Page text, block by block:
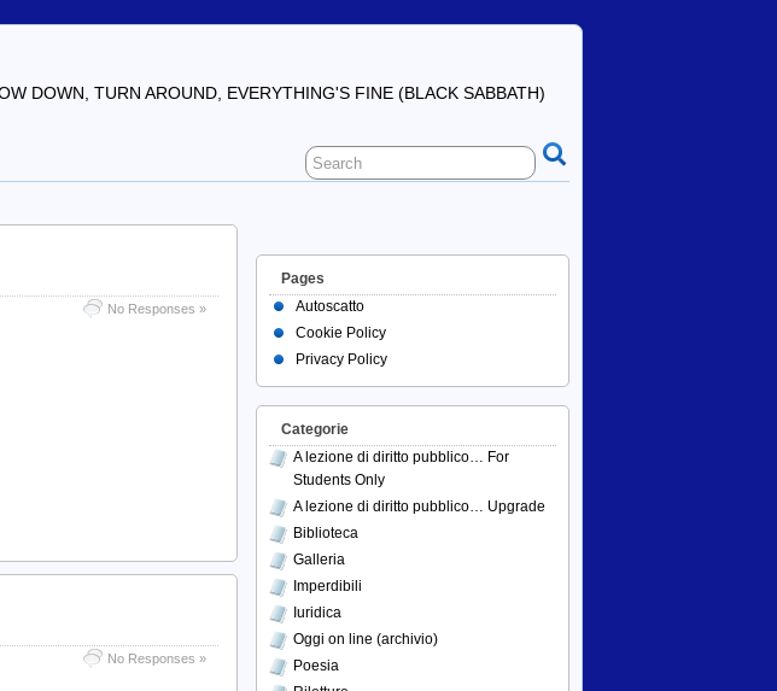
DOWN, TURN AROUND, EVERYTHING'S FINE (BLACK SABBATH)
No Responses »
No Responses »
Pages
Autoscatto
Cookie Policy
Privacy Policy
Categorie
A lezione di diritto pubblico… For
Students Only
A lezione di diritto pubblico… Upgrade
Biblioteca
Galleria
Imperdibili
Iuridica
Oggi on line (archivio)
Poesia